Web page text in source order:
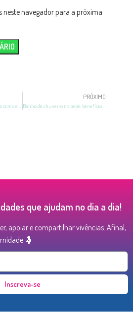
neste navegador para a próxima
PRÓXIMO
Banho de chuveiro no bebê: benefícios, como dar e mais
que ajudam no dia a dia!
apoiar e compartilhar vivências. Afinal,
🤱
Inscreva-se